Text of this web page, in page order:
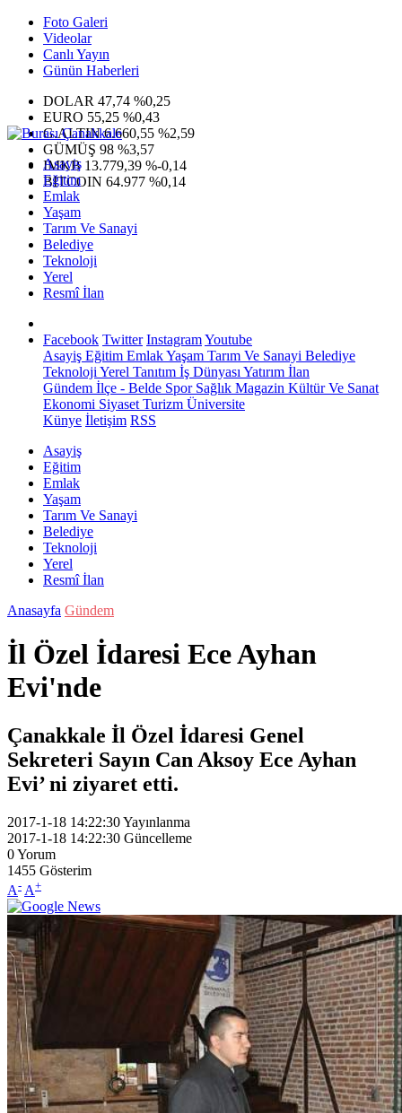
Foto Galeri
Videolar
Canlı Yayın
Günün Haberleri
DOLAR 47,74 %0,25
EURO 55,25 %0,43
G.ALTIN6.660,55 %2,59
GÜMÜŞ 98 %3,57
IMKB 13.779,39 %-0,14
BITCOIN 64.977 %0,14
Asayiş
Eğitim
Emlak
Yaşam
Tarım Ve Sanayi
Belediye
Teknoloji
Yerel
Resmî İlan
Facebook Twitter InstagramYoutube
Asayiş Eğitim EmlakYaşam Tarım Ve Sanayi Belediye
Teknoloji Yerel Tanıtım İş Dünyası Yatırım İlan
Gündem İlçe - Belde SporSağlık Magazin Kültür Ve Sanat
Ekonomi Siyaset Turizm Üniversite
Künye İletişim RSS
Asayiş
Eğitim
Emlak
Yaşam
Tarım Ve Sanayi
Belediye
Teknoloji
Yerel
Resmî İlan
Anasayfa Gündem
İl Özel İdaresi Ece Ayhan
Evi'nde
Çanakkale İl Özel İdaresi Genel
Sekreteri Sayın Can Aksoy Ece Ayhan
Evi’ ni ziyaret etti.
2017-1-18 14:22:30Yayınlanma
2017-1-18 14:22:30 Güncelleme
0Yorum
1455 Gösterim
A- A+